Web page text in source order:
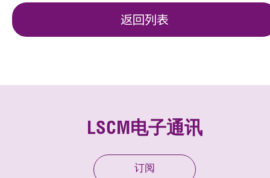
返回列表
LSCM电子通讯
订阅